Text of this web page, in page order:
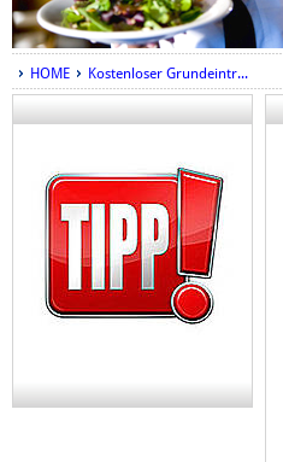
HOME Kostenloser Grundeintr...